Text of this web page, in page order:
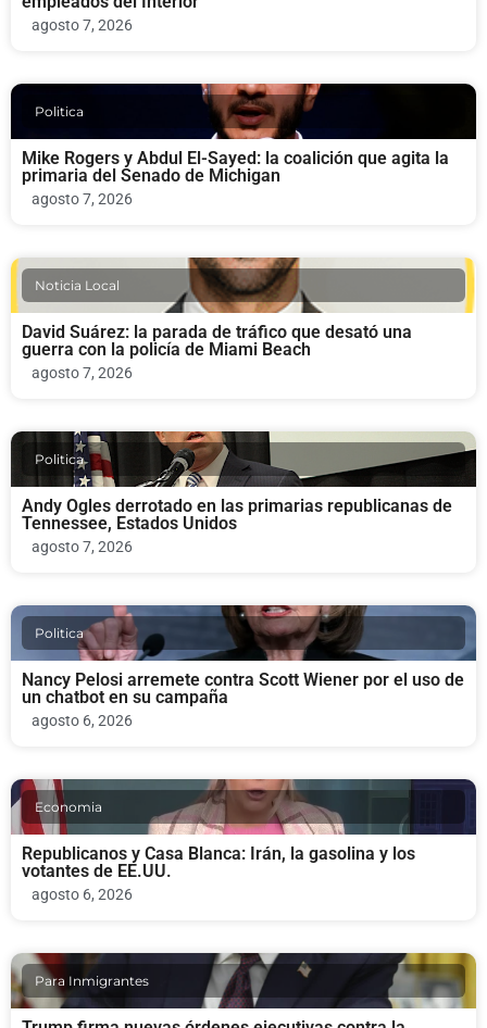
agosto 7, 2026
Politica
Mike Rogers y Abdul El-Sayed: la coalición que agita la
primaria del Senado de Michigan
agosto 7, 2026
Noticia Local
David Suárez: la parada de tráfico que desató una
guerra con la policía de Miami Beach
agosto 7, 2026
Politica
Andy Ogles derrotado en las primarias republicanas de
Tennessee, Estados Unidos
agosto 7, 2026
Politica
Nancy Pelosi arremete contra Scott Wiener por el uso de
un chatbot en su campaña
agosto 6, 2026
Economia
Republicanos y Casa Blanca: Irán, la gasolina y los
votantes de EE.UU.
agosto 6, 2026
Para Inmigrantes